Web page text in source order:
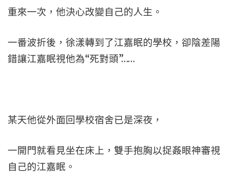
重來一次，他決心改變自己的人生。
一番波折後，徐漾轉到了江嘉眠的學校，卻陰差陽
錯讓江嘉眠視他為“死對頭”……
某天他從外面回學校宿舍已是深夜，
一開門就看見坐在床上，雙手抱胸以捉姦眼神審視
自己的江嘉眠。